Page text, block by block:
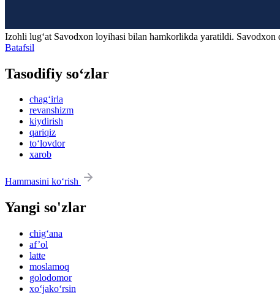
Izohli lugʻat Savodxon loyihasi bilan hamkorlikda yaratildi. Savodxon
Batafsil
Tasodifiy so‘zlar
chag‘irla
revanshizm
kiydirish
qariqiz
to‘lovdor
xarob
Hammasini ko‘rish
Yangi so'zlar
chig‘ana
af’ol
latte
moslamoq
golodomor
xo‘jako‘rsin